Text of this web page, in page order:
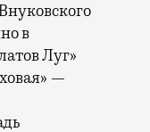
в
Луг»
—